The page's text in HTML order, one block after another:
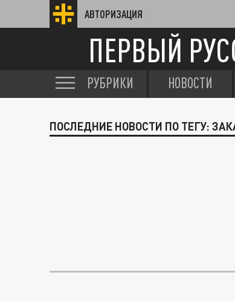
АВТОРИЗАЦИЯ
ПЕРВЫЙ
РУБРИКИ НОВОСТИ
ПОСЛЕДНИЕ НОВОСТИ ПО ТЕГУ: